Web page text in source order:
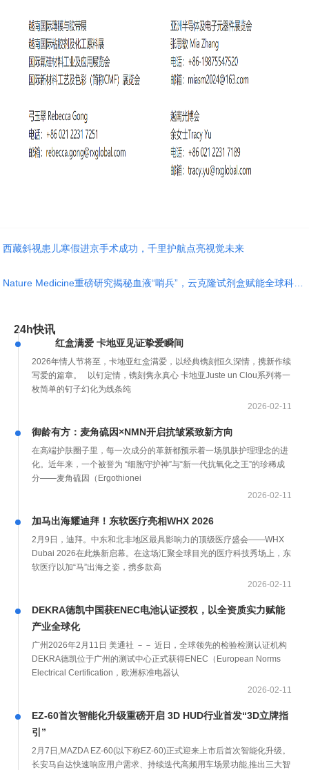
西藏斜视患儿寒假进京手术成功，千里护航点亮视觉未来
Nature Medicine重磅研究揭秘血液“哨兵”，云克隆试剂盒赋能全球科学突破
24h快讯
红盒满爱 卡地亚见证挚爱瞬间
2026年情人节将至，卡地亚红盒满爱，以经典镌刻恒久深情，携新作续
写爱的篇章。 以钉定情，镌刻隽永真心 卡地亚Juste un Clou系列将一
枚简单的钉子幻化为线条纯
2026-02-11
御龄有方：麦角硫因×NMN开启抗皱紧致新方向
在高端护肤圈子里，每一次成分的革新都预示着一场肌肤护理理念的进
化。近年来，一个被誉为 “细胞守护神”与“新一代抗氧化之王”的珍稀成
分——麦角硫因（Ergothionei
2026-02-11
加马出海耀迪拜！东软医疗亮相WHX 2026
2月9日，迪拜。中东和北非地区最具影响力的顶级医疗盛会——WHX
Dubai 2026在此焕新启幕。在这场汇聚全球目光的医疗科技秀场上，东
软医疗以加“马”出海之姿，携多款高
2026-02-11
DEKRA德凯中国获ENEC电池认证授权，以全资质实力赋能
产业全球化
广州2026年2月11日 美通社 －－ 近日，全球领先的检验检测认证机构
DEKRA德凯位于广州的测试中心正式获得ENEC（European Norms
Electrical Certification，欧洲标准电器认
2026-02-11
EZ-60首次智能化升级重磅开启 3D HUD行业首发“3D立牌指
引”
2月7日,MAZDA EZ-60(以下称EZ-60)正式迎来上市后首次智能化升级。
长安马自达快速响应用户需求、持续迭代高频用车场景功能,推出三大智